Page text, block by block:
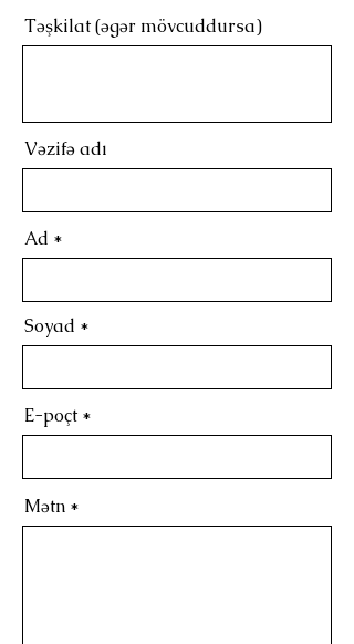
Təşkilat (əgər mövcuddursa)
Vəzifə adı
Ad
Soyad
E-poçt
Mətn